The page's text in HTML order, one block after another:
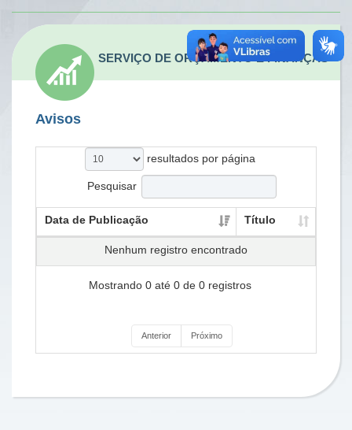
Divisor
SERVIÇO DE ORÇAMENTO E FINANÇAS
Avisos
resultados por página
Pesquisar
Data de Publicação Título
Nenhum registro encontrado
Mostrando 0 até 0 de 0 registros
Anterior Próximo